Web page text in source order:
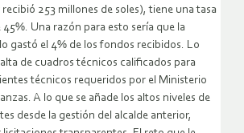
253 millones de soles), tiene una tasa
Una razón para esto sería que la
gastó el 4% de los fondos recibidos. Lo
de cuadros técnicos calificados para
técnicos requeridos por el Ministerio
A lo que se añade los altos niveles de
desde la gestión del alcalde anterior,